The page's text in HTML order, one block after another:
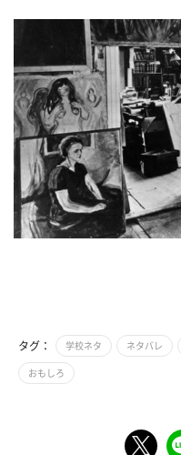
タグ： 学校ネタ ネタバレ
おもしろ